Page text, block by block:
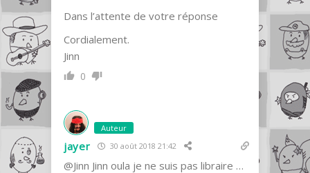
Dans l’attente de votre réponse
Cordialement.
Jinn
0
Auteur
jayer 30 août 2018 21:42
@Jinn Jinn oula je ne suis pas libraire …